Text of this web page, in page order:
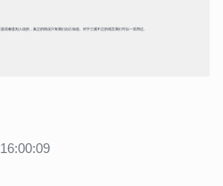
都是别人说的，真正的情况只有我们自己知道。对于三观不正的谣言我们可以一笑而过。